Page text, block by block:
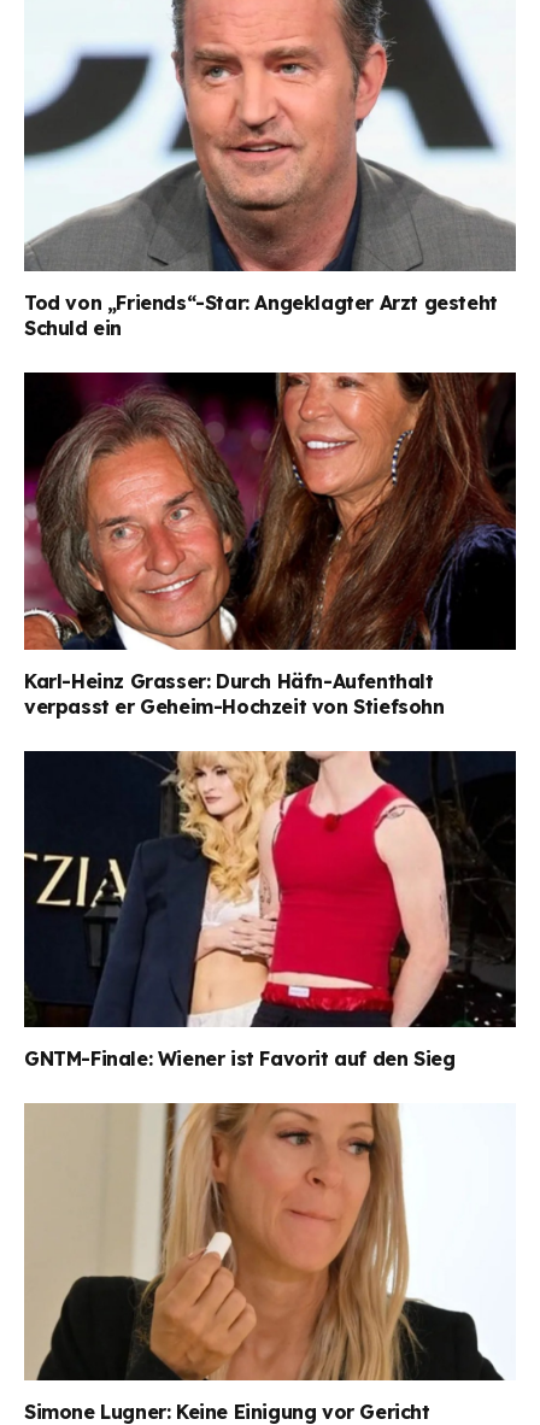
Tod von „Friends“-Star: Angeklagter Arzt gesteht
Schuld ein
Karl-Heinz Grasser: Durch Häfn-Aufenthalt
verpasst er Geheim-Hochzeit von Stiefsohn
GNTM-Finale: Wiener ist Favorit auf den Sieg
Simone Lugner: Keine Einigung vor Gericht